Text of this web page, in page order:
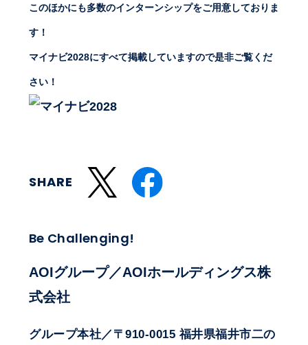
このほかにも多数のインターンシップをご用意しておりま
す！
マイナビ2028にすべて掲載していますので是非ご覧くだ
さい！
SHARE
Be Challenging!
AOIグループ／AOIホールディングス株
式会社
グループ本社／〒910-0015 福井県福井市二の